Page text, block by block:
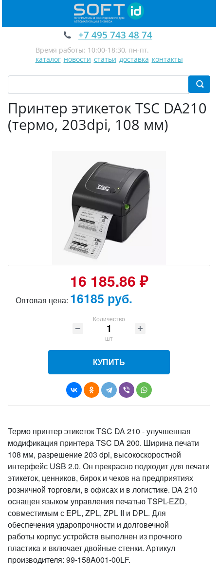
+7 495 743 48 74
Время работы: 10:00-18:30, пн-пт.
каталог новости статьи доставка контакты
Принтер этикеток TSC DA210
(термо, 203dpi, 108 мм)
16 185.86 ₽
Оптовая цена: 16185 руб.
Количество
шт
КУПИТЬ
Термо принтер этикеток TSC DA 210 - улучшенная
модификация принтера TSC DA 200. Ширина печати
108 мм, разрешение 203 dpi, высокоскоростной
интерфейс USB 2.0. Он прекрасно подходит для печати
этикеток, ценников, бирок и чеков на предприятиях
розничной торговли, в офисах и в логистике. DA 210
оснащен языком управления печатью TSPL-EZD,
совместимым с EPL, ZPL, ZPL II и DPL. Для
обеспечения ударопрочности и долговечной
работы корпус устройств выполнен из прочного
пластика и включает двойные стенки. Артикул
производителя: 99-158A001-00LF.